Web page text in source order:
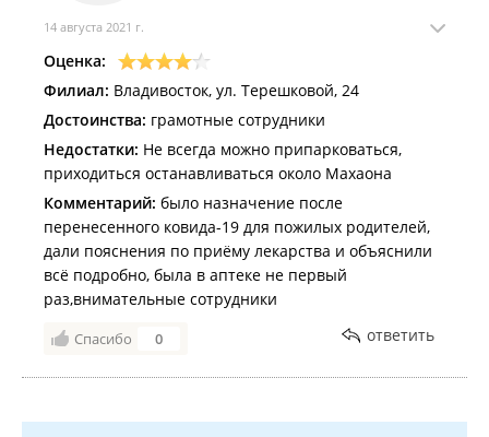
14 августа 2021 г.
Оценка:
Филиал: Владивосток, ул. Терешковой, 24
Достоинства: грамотные сотрудники
Недостатки: Не всегда можно припарковаться,
приходиться останавливаться около Махаона
Комментарий: было назначение после
перенесенного ковида-19 для пожилых родителей,
дали пояснения по приёму лекарства и объяснили
всё подробно, была в аптеке не первый
раз,внимательные сотрудники
Спасибо 0 ответить